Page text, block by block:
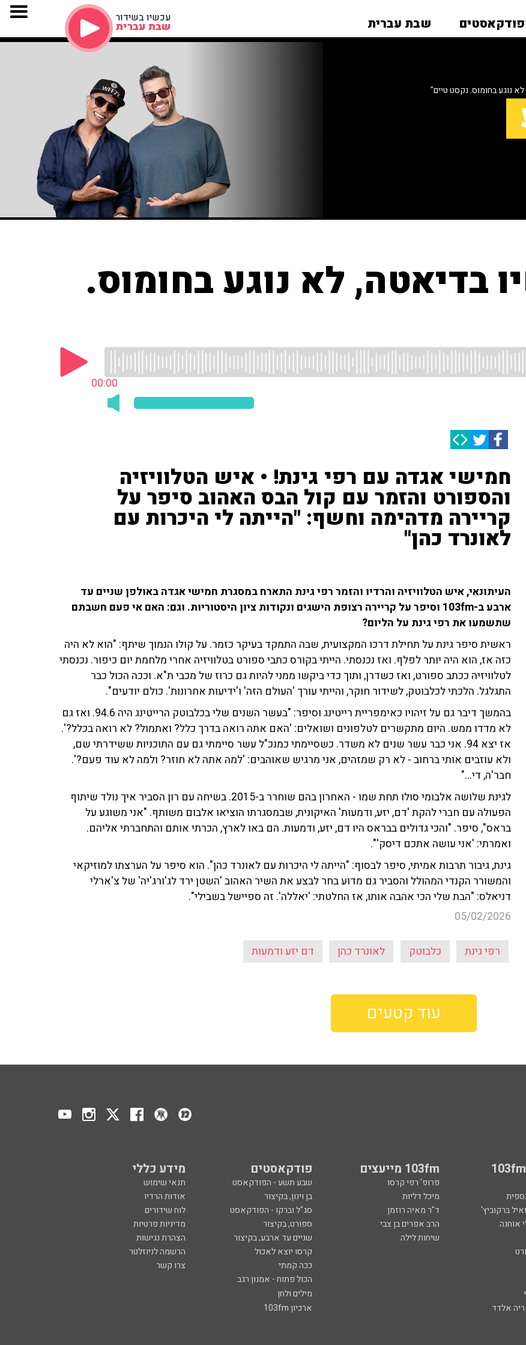
פודקאסטים שבת עברית עכשיו בשידור
שבת עברית
נוגע בחומוס. נקסט טיים"
בדיאטה, לא נוגע בחומוס.
00:00
חמישי אגדה עם רפי גינת! • איש הטלוויזיה
והספורט והזמר עם קול הבס האהוב סיפר על
קריירה מדהימה וחשף: "הייתה לי היכרות עם
לאונרד כהן"
העיתונאי, איש הטלוויזיה והרדיו והזמר רפי גינת התארח במסגרת חמישי אגדה באולפן שניים עד
ארבע ב-103fm וסיפר על קריירה רצופת הישגים ונקודות ציון היסטוריות. וגם: האם אי פעם חשבתם
שתשמעו את רפי גינת על הליום?
ראשית סיפר גינת על תחילת דרכו המקצועית, שבה התמקד בעיקר כזמר. על קולו הנמוך שיתף: "הוא לא היה
כזה אז, הוא היה יותר לפלף. ואז נכנסתי. הייתי בקורס כתבי ספורט בטלוויזיה אחרי מלחמת יום כיפור. נכנסתי
לטלוויזיה ככתב ספורט, ואז כשדרן, ותוך כדי ביקשו ממני להיות גם כרוז של מכבי ת"א. וככה הכול כבר
התגלגל. הלכתי לכלבוטק, לשידור חוקר, והייתי עורך 'העולם הזה' ו'ידיעות אחרונות'. כולם יודעים".
בהמשך דיבר גם על זיהויו כאימפריית רייטינג וסיפר: "בעשר השנים שלי בכלבוטק הרייטינג היה 94.6. ואז גם
לא מדדו ממש. היום מתקשרים לטלפונים ושואלים: 'האם אתה רואה בדרך כלל? ואתמול? לא רואה בכלל?'.
אז יצא 94. אני כבר עשר שנים לא משדר. כשסיימתי כמנכ"ל עשר סיימתי גם עם התוכניות ששידרתי שם,
ולא עוזבים אותי ברחוב - לא רק שמזהים, אני מרגיש שאוהבים: 'למה אתה לא חוזר? ולמה לא עוד פעם?'.
חבר'ה, די..."
לגינת שלושה אלבומי סולו תחת שמו - האחרון בהם שוחרר ב-2015. בשיחה עם רון הסביר איך נולד שיתוף
הפעולה עם חברי להקת 'דם, יזע, ודמעות' האיקונית, שבמסגרתו הוציאו אלבום משותף. "אני משוגע על
בראס", סיפר. "והכי גדולים בבראס היו דם, יזע, ודמעות. הם באו לארץ, הכרתי אותם והתחברתי אליהם.
ואמרתי: 'אני עושה אתכם דיסק'".
גינת, גיבור תרבות אמיתי, סיפר לבסוף: "הייתה לי היכרות עם לאונרד כהן". הוא סיפר על הערצתו למוזיקאי
והמשורר הקנדי המהולל והסביר גם מדוע בחר לבצע את השיר האהוב 'השטן ירד לג'ורג'יה' של צ'ארלי
דניאלס: "הבת שלי הכי אהבה אותו, אז החלטתי: 'יאללה'. זה ספיישל בשבילי".
05/02/2026
רפי גינת כלבוטק לאונרד כהן דם יזע ודמעות
עוד קטעים
103fm מייעצים פודקאסטים מידע כללי
פרופ' רפי קרסו שבע תשע - הפודקאסט
תנאי שימוש
מיכל דליות בן וינון, בקיצור
אודות הרדיו
ברקוביץ'
ד"ר מאיה רוזמן סג"ל וברקו - הפודקאסט
לוח שידורים
אוחנה
הרב אפרים בן צבי ספורט, בקיצור
מדיניות פרטיות
שיחות לילה שניים עד ארבע, בקיצור
הצהרת נגישות
קרסו יוצא לאכול
הרשמה לניוזלטר
ככה קמתי
צרו קשר
הכול פתוח - אמנון רגב
מילים ולחן
אלדד
ארכיון 103fm